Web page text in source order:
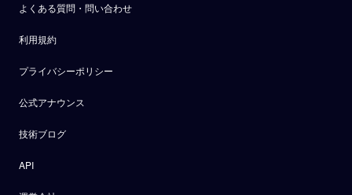
よくある質問・問い合わせ
利用規約
プライバシーポリシー
公式アナウンス
技術ブログ
API